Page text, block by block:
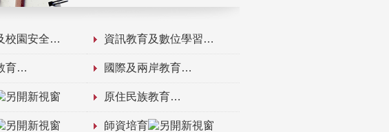
校園安全 資訊教育及數位學習
育 國際及兩岸教育
原住民族教育
師資培育